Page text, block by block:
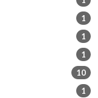
1
1
1
10
1